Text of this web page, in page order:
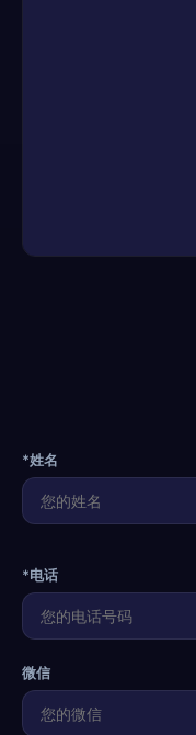
*姓名
*电话
微信